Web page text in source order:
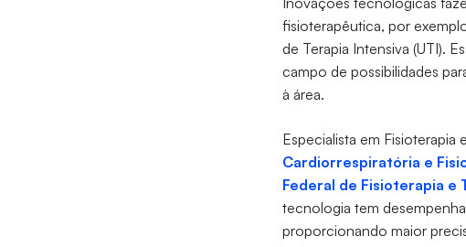
fisioterapêutica, por
de Terapia Intensiva (UTI).
campo de possibilidades
à área.
Especialista em Fisioterapia
Cardiorrespiratória e
Federal de Fisioterapia e
tecnologia tem
proporcionando maior